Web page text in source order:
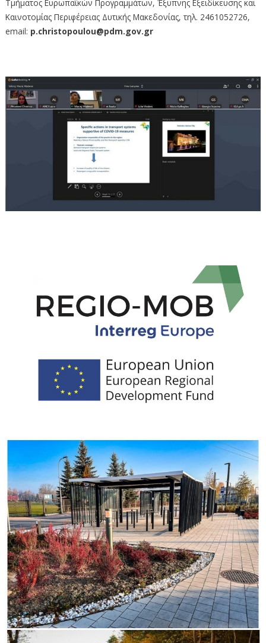
Τμήματος Ευρωπαϊκών Προγραμμάτων, Έξυπνης Εξειδίκευσης και
Καινοτομίας Περιφέρειας Δυτικής Μακεδονίας, τηλ. 2461052726,
email: p.christopoulou@pdm.gov.gr